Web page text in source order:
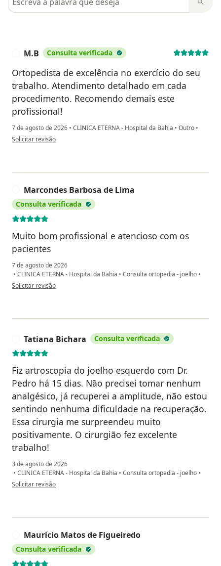
M.B Consulta verificada
Ortopedista de excelência no exercício do seu
trabalho. Atendimento detalhado em cada
procedimento. Recomendo demais este
profissional!
7 de agosto de 2026 • CLINICA ETERNA - Hospital da Bahia • Outro •
na opinião do utilizador M.B
Solicitar revisão
Marcondes Barbosa de Lima
Consulta verificada
Muito bom profissional e atencioso com os
pacientes
7 de agosto de 2026
• CLINICA ETERNA - Hospital da Bahia • Consulta ortopedia - joelho •
na opinião do utilizador Marcondes Barbosa de Lima
Solicitar revisão
Tatiana Bichara Consulta verificada
Fiz artroscopia do joelho esquerdo com Dr.
Pedro há 15 dias. Não precisei tomar nenhum
analgésico, já recuperei a amplitude, não estou
sentindo nenhuma dificuldade na recuperação.
Essa cirurgia me surpreendeu muito
positivamente. O cirurgião fez excelente
trabalho!
3 de agosto de 2026
• CLINICA ETERNA - Hospital da Bahia • Consulta ortopedia - joelho •
na opinião do utilizador Tatiana Bichara
Solicitar revisão
Maurício Matos de Figueiredo
Consulta verificada